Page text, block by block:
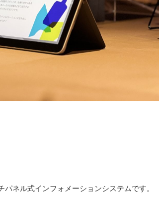
ネル式インフォメーションシステムです。